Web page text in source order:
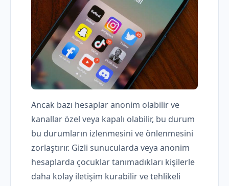
Ancak bazı hesaplar anonim olabilir ve
kanallar özel veya kapalı olabilir, bu durum
bu durumların izlenmesini ve önlenmesini
zorlaştırır. Gizli sunucularda veya anonim
hesaplarda çocuklar tanımadıkları kişilerle
daha kolay iletişim kurabilir ve tehlikeli